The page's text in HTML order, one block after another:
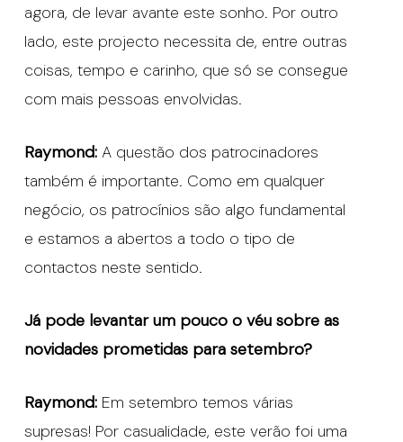
agora, de levar avante este sonho. Por outro
lado, este projecto necessita de, entre outras
coisas, tempo e carinho, que só se consegue
com mais pessoas envolvidas.
Raymond: A questão dos patrocinadores
também é importante. Como em qualquer
negócio, os patrocínios são algo fundamental
e estamos a abertos a todo o tipo de
contactos neste sentido.
Já pode levantar um pouco o véu sobre as
novidades prometidas para setembro?
Raymond: Em setembro temos várias
supresas! Por casualidade, este verão foi uma